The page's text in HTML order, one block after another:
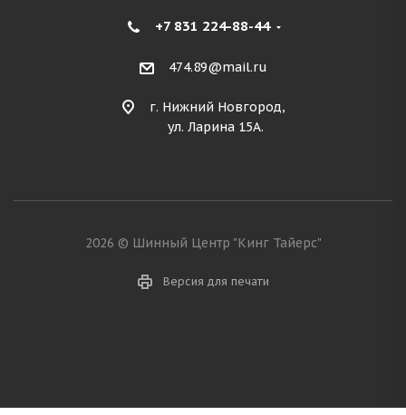
+7 831 224-88-44
474.89@mail.ru
г. Нижний Новгород,
ул. Ларина 15А.
2026 © Шинный Центр "Кинг Тайерс"
Версия для печати